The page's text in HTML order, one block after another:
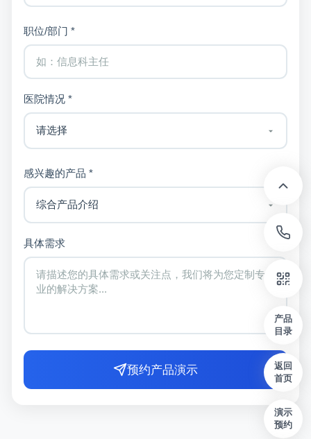
职位/部门 *
医院情况 *
感兴趣的产品 *
具体需求
预约产品演示
产品
目录
返回
首页
演示
预约